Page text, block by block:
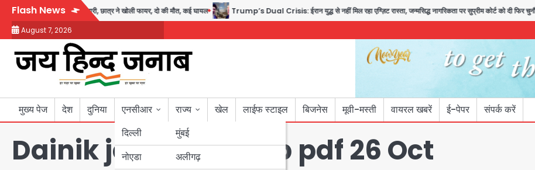
Skip
content
Flash News
में स्कूल में गोलीबारी, छात्र ने खोली फायर, दो की मौत, कई घायल Trump’s Dual Crisis: ईरान युद्ध से नहीं मिल रहा एग्ज़िट रास्ता, जन्मसिद्ध नागरिकता पर सुप्रीम कोर्ट को दी फिर चुनौती
August 7, 2026
मुख्य पेज देश दुनिया
एनसीआर
दिल्ली
नोएडा
राज्य
मुंबई
उत्तर प्रदेश
अलीगढ़
खेल लाईफ स्टाइल बिजनेस मूवी-मस्ती वायरल खबरें ई-पेपर संपर्क करें
Dainik jai hind janab pdf 26 Oct